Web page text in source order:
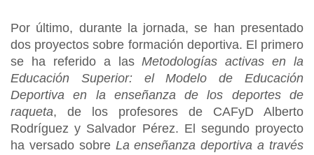
Por último, durante la jornada, se han presentado
dos proyectos sobre formación deportiva. El primero
se ha referido a lasMetodologías activas en la
Educación Superior: el Modelo de Educación
Deportiva en la enseñanza de los deportes de
raqueta, de los profesores de CAFyD Alberto
Rodríguez y Salvador Pérez. El segundo proyecto
ha versado sobre La enseñanza deportiva a través